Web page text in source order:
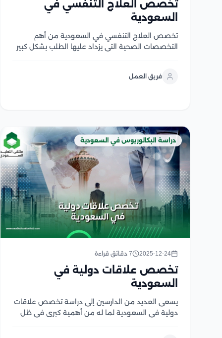
تخصص العلاج التنفسي في
السعودية
تخصص العلاج التنفسي في السعودية من أهم
التخصصات الصحية التي يزداد عليها الطلب بشكل كبير
الأمراض والإضطرابات الخاصة بالجهاز التنفسي، ويوجد
فريق العمل
دراسة البكالوريوس في السعودية
2025-12-24 7 دقائق قراءة
تخصص علاقات دولية في
السعودية
يسعى العديد من الدارسين إلى دراسة تخصص علاقات
دولية في السعودية لما له من أهمية كبرى في ظل